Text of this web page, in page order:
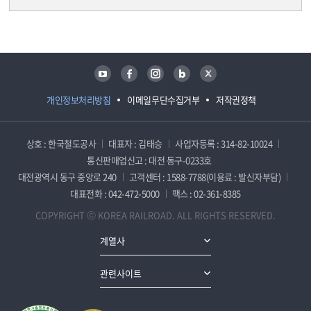
개인정보처리방침 이메일무단수집거부 저작권정책
유튜브 페이스북 인스타그램 블로그 트위터
상호 : 한국철도공사 대표자 : 김태승
사업자등록 : 314-82-10024
통신판매업신고 : 대전 동구-0233호
대전광역시 동구 중앙로 240
고객센터 : 1588-7788(이용료 : 발신자부담)
대표전화 : 042-472-5000
팩스 : 02-361-8385
COPYRIGHT ⓒ KOREA RAILROAD. ALL RIGHTS RESERVED.
계열사
관련사이트